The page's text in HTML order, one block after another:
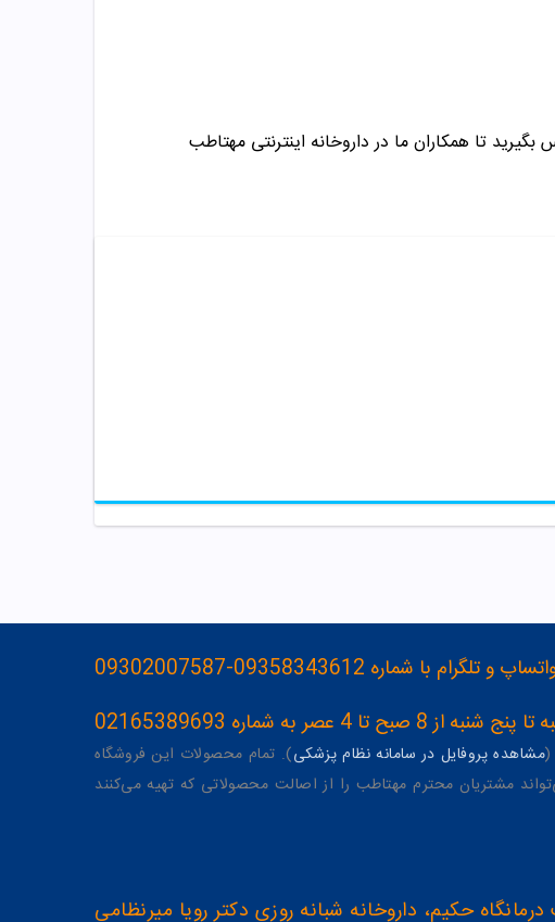
بگیرید تا همکاران ما در داروخانه اینترنتی مهتاطب
شماره 09358343612-09302007587
4 عصر به شماره 02165389693
مشاهده پروفایل در سامانه نظام پزشکی). تمام محصولات این فروشگاه
مشتریان محترم مهتاطب را از اصالت محصولاتی که تهیه می‌کنند
حکیم، داروخانه شبانه روزی دکتر رویا میرنظامی